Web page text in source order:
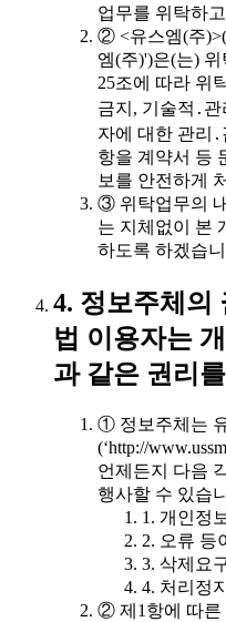
업무를 위탁하
② <유스엠(주
엠(주)')은(는)
25조에 따라 위
금지, 기술적․
자에 대한 관리
항을 계약서 등
보를 안전하게
③ 위탁업무의
는 지체없이 본
하도록 하겠습
4. 정보주체의
법 이용자는
과 같은 권리
① 정보주체는
(‘http://
언제든지 다음
행사할 수 있습
1. 개인정
2. 오류 등
3. 삭제요
4. 처리정
② 제1항에 따른